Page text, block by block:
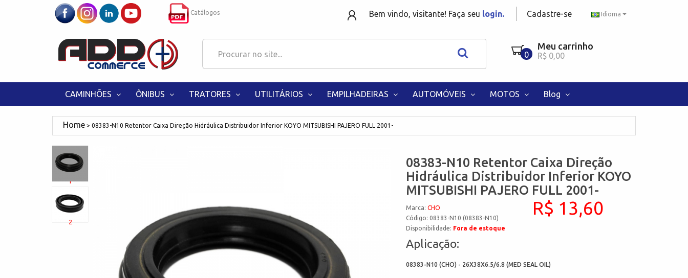
Idioma
Catálogos Bem vindo, visitante! Faça seu login. Cadastre-se
0
Meu carrinho
R$ 0,00
CAMINHÕES ÔNIBUS TRATORES UTILITÁRIOS EMPILHADEIRAS AUTOMÓVEIS MOTOS Blog
08383-N10 Retentor Caixa Direção Hidráulica Distribuidor Inferior KOYO MITSUBISHI PAJERO FULL 2001-
1
2
08383-N10 Retentor Caixa Direção
Hidráulica Distribuidor Inferior KOYO
MITSUBISHI PAJERO FULL 2001-
Marca:CHO
Código: 08383-N10 (08383-N10)
Disponibilidade: Fora de estoque
R$ 13,60
Aplicação:
08383-N10 (CHO) - 26X38X6.5/6.8 (MED SEAL OIL)